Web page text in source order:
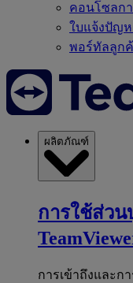
คอนโซลก
ใบแจ้งปัญห
พอร์ทัลลูก
ผลิตภัณฑ์
การใช้ส่ว
การเข้าถึงและก